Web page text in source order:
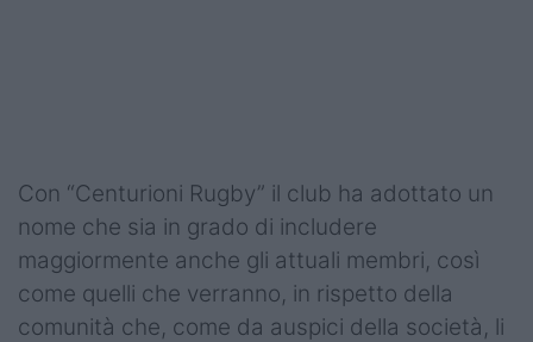
Con “Centurioni Rugby” il club ha adottato un
nome che sia in grado di includere
maggiormente anche gli attuali membri, così
come quelli che verranno, in rispetto della
comunità che, come da auspici della società, li